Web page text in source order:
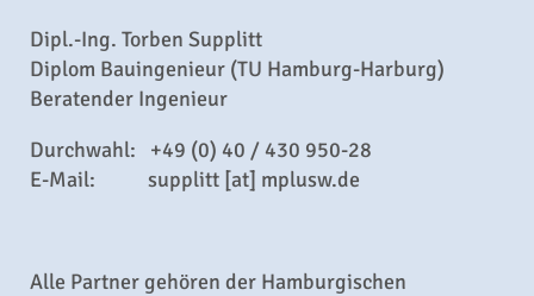
Dipl.-Ing. Torben Supplitt
Diplom Bauingenieur (TU Hamburg-Harburg)
Beratender Ingenieur
Durchwahl: +49 (0) 40 / 430 950-28
E-Mail: supplitt [at] mplusw.de
Alle Partner gehören der Hamburgischen